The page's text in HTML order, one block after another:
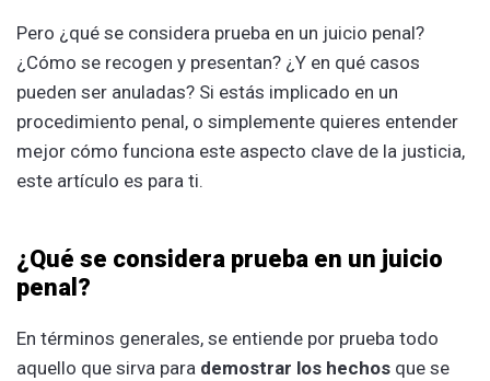
Pero ¿qué se considera prueba en un juicio penal?
¿Cómo se recogen y presentan? ¿Y en qué casos
pueden ser anuladas? Si estás implicado en un
procedimiento penal, o simplemente quieres entender
mejor cómo funciona este aspecto clave de la justicia,
este artículo es para ti.
¿Qué se considera prueba en un juicio
penal?
En términos generales, se entiende por prueba todo
aquello que sirva para demostrar los hechos que se